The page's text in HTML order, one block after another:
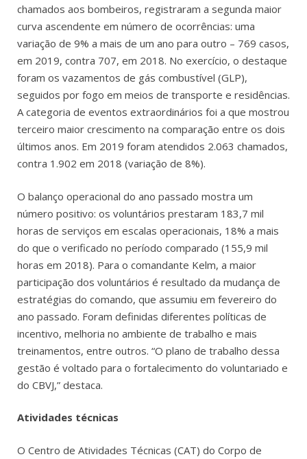
chamados aos bombeiros, registraram a segunda maior
curva ascendente em número de ocorrências: uma
variação de 9% a mais de um ano para outro – 769 casos,
em 2019, contra 707, em 2018. No exercício, o destaque
foram os vazamentos de gás combustível (GLP),
seguidos por fogo em meios de transporte e residências.
A categoria de eventos extraordinários foi a que mostrou
terceiro maior crescimento na comparação entre os dois
últimos anos. Em 2019 foram atendidos 2.063 chamados,
contra 1.902 em 2018 (variação de 8%).
O balanço operacional do ano passado mostra um
número positivo: os voluntários prestaram 183,7 mil
horas de serviços em escalas operacionais, 18% a mais
do que o verificado no período comparado (155,9 mil
horas em 2018). Para o comandante Kelm, a maior
participação dos voluntários é resultado da mudança de
estratégias do comando, que assumiu em fevereiro do
ano passado. Foram definidas diferentes políticas de
incentivo, melhoria no ambiente de trabalho e mais
treinamentos, entre outros. “O plano de trabalho dessa
gestão é voltado para o fortalecimento do voluntariado e
do CBVJ,” destaca.
Atividades técnicas
O Centro de Atividades Técnicas (CAT) do Corpo de